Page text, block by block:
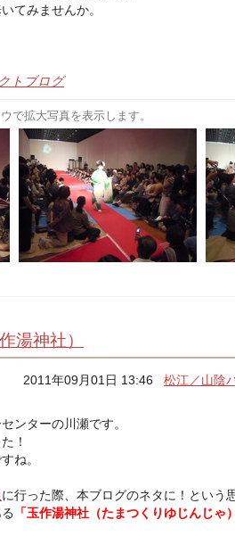
てみませんか。
トブログ
で拡大写真を表示します。
神社）
2011年09月01日 13:46松江／山陰
ンターの川瀬です。
！
ね。
に行った際、本ブログのネタに！という
「玉作湯神社（たまつくりゆじんじゃ